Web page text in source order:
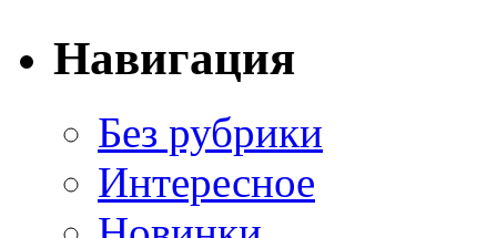
Навигация
Без рубрики
Интересное